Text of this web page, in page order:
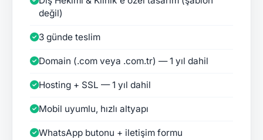
değil)
3 günde teslim
Domain (.com veya .com.tr) — 1 yıl dahil
Hosting + SSL — 1 yıl dahil
Mobil uyumlu, hızlı altyapı
WhatsApp butonu + iletişim formu